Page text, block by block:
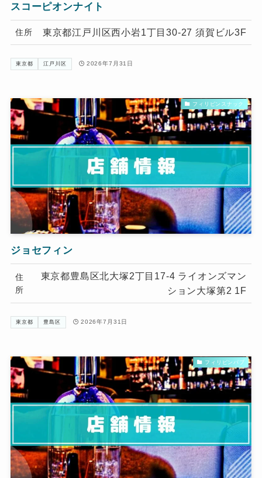
スコーピオンナイト
住所 東京都江戸川区西小岩1丁目30-27 須賀ビル3F
東京都 江戸川区 2026年7月31日
フィリピンスナック
ジョセフィン
住
所
東京都豊島区北大塚2丁目17-4 ライオンズマン
ション大塚第2 1F
東京都 豊島区 2026年7月31日
フィリピンパブ